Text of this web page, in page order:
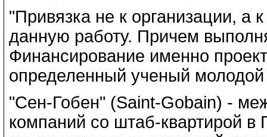
"Привязка не к организации, а
данную работу. Причем
Финансирование именно
определенный ученый
"Сен-Гобен" (Saint-Gobain) -
компаний со штаб-квартирой